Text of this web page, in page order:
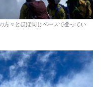
方々とほぼ同じペースで登ってい